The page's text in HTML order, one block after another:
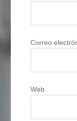
Correo
Web